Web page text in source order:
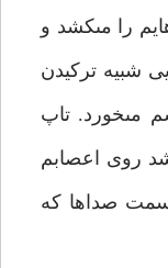
را مى‏كشد و
شبيه تركيدن
مى‏خورد. تاپ
روى اعصابم
سمت صداها كه